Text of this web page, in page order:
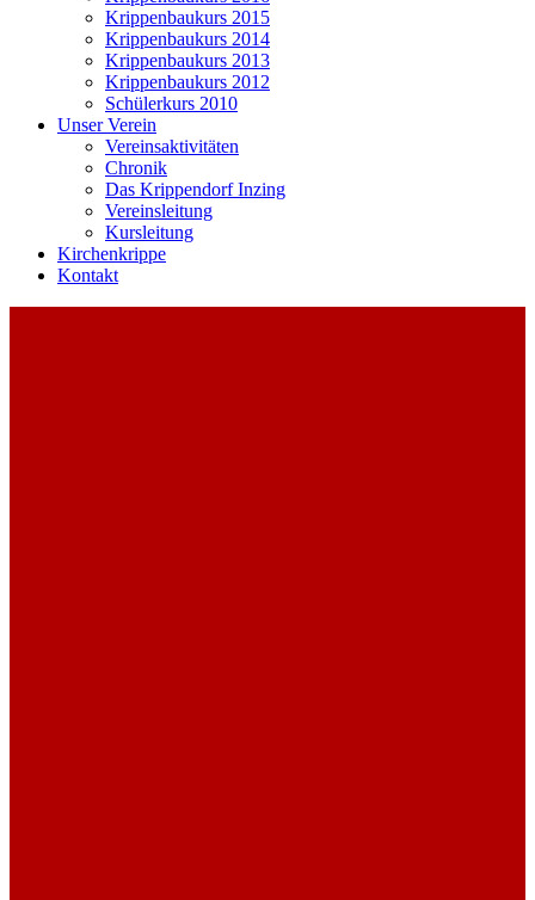
Krippenbaukurs 2015
Krippenbaukurs 2014
Krippenbaukurs 2013
Krippenbaukurs 2012
Schülerkurs 2010
Unser Verein
Vereinsaktivitäten
Chronik
Das Krippendorf Inzing
Vereinsleitung
Kursleitung
Kirchenkrippe
Kontakt